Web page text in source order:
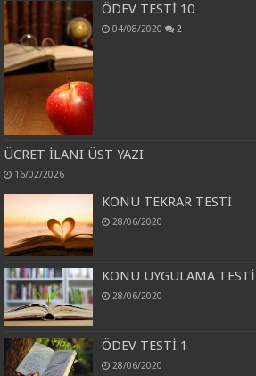
ÖDEV TESTİ 10
04/08/2020 2
ÜCRET İLANI ÜST YAZI
16/02/2026
KONU TEKRAR TESTİ
28/06/2020
KONU UYGULAMA TESTİ
28/06/2020
ÖDEV TESTİ 1
28/06/2020